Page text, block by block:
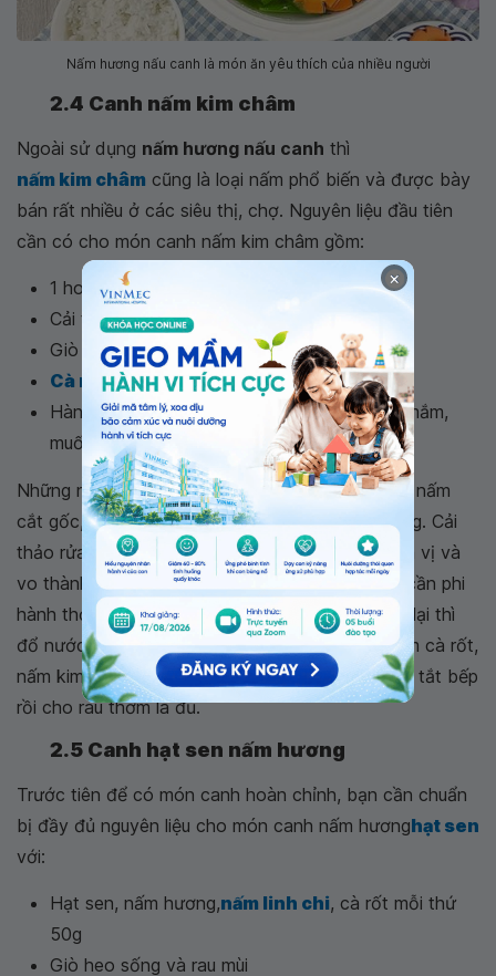
Nấm hương nấu canh là món ăn yêu thích của nhiều người
2.4 Canh nấm kim châm
Ngoài sử dụng nấm hương nấu canh thì
nấm kim châm cũng là loại nấm phổ biến và được bày
bán rất nhiều ở các siêu thị, chợ. Nguyên liệu đầu tiên
cần có cho món canh nấm kim châm gồm:
1 hoặc 2 túi nấm kim châm
Cải thảo
Giò sống
Cà rốt
Hành tươi, rau mùi cùng các loại gia vị như: mắm,
muối, dầu ăn, tiêu...
Những nguyên liệu trên bạn cần sơ chế như sau: nấm
cắt gốc, rửa sạch. Cà rốt gọt vỏ, cắt miếng mỏng. Cải
thảo rửa sạch, cắt miếng. Giò sống ướp cùng gia vị và
vo thành từng viên tròn. Sau khi chuẩn bị xong cần phi
hành thơm và cho giò viên vào xào đến khi săn lại thì
đổ nước vào nồi. Đun đến khi nước sôi cho thêm cà rốt,
nấm kim châm, cải thảo vào đun đến tầm 5 phút tắt bếp
rồi cho rau thơm là đủ.
2.5 Canh hạt sen nấm hương
Trước tiên để có món canh hoàn chỉnh, bạn cần chuẩn
bị đầy đủ nguyên liệu cho món canh nấm hươnghạt sen
với:
Hạt sen, nấm hương,nấm linh chi, cà rốt mỗi thứ
50g
Giò heo sống và rau mùi
×